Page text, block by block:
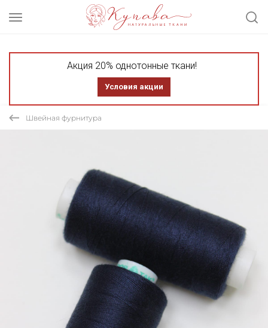
Акция 20% однотонные ткани!
Условия акции
Швейная фурнитура